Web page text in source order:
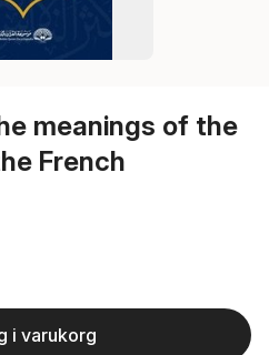
meanings of the
French
i varukorg